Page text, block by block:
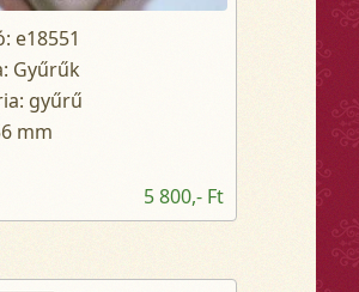
e18551
Gyűrűk
gyűrű
mm
5 800,- Ft